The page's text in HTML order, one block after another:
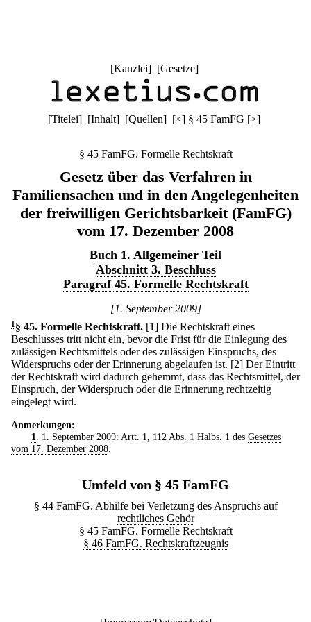
[Kanzlei] [Gesetze]
[Titelei] [Inhalt] [Quellen] [<] § 45 FamFG [>]
§ 45 FamFG. Formelle Rechtskraft
Gesetz über das Verfahren in
Familiensachen und in den Angelegenheiten
der freiwilligen Gerichtsbarkeit (FamFG)
vom 17. Dezember 2008
Buch 1. Allgemeiner Teil
Abschnitt 3. Beschluss
Paragraf 45. Formelle Rechtskraft
[1. September 2009]
1 § 45. Formelle Rechtskraft. [1] Die Rechtskraft eines
Beschlusses tritt nicht ein, bevor die Frist für die Einlegung des
zulässigen Rechtsmittels oder des zulässigen Einspruchs, des
Widerspruchs oder der Erinnerung abgelaufen ist. [2] Der Eintritt
der Rechtskraft wird dadurch gehemmt, dass das Rechtsmittel, der
Einspruch, der Widerspruch oder die Erinnerung rechtzeitig
eingelegt wird.
Anmerkungen:
1
. 1. September 2009: Artt. 1, 112 Abs. 1 Halbs. 1 des Gesetzes
vom 17. Dezember 2008
Umfeld von § 45 FamFG
§ 44 FamFG. Abhilfe bei Verletzung des Anspruchs auf
rechtliches Gehör
§ 45 FamFG. Formelle Rechtskraft
§ 46 FamFG. Rechtskraftzeugnis